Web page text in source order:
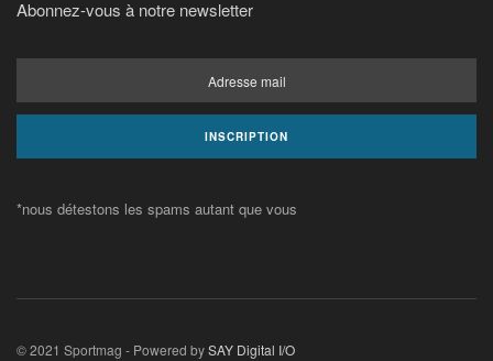
Abonnez-vous à notre newsletter
*nous détestons les spams autant que vous
© 2021 Sportmag - Powered bySAY Digital I/O